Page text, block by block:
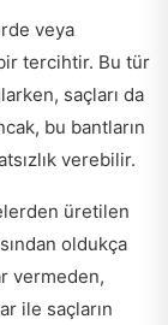
veya
tercihtir. Bu tür
saçları da
bu bantların
verebilir.
üretilen
oldukça
vermeden,
ile saçların